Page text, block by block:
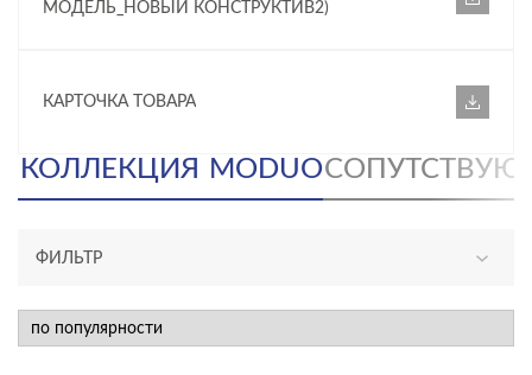
МОДЕЛЬ_НОВЫЙ КОНСТРУКТИВ2)
КАРТОЧКА ТОВАРА
КОЛЛЕКЦИЯ MODUO
ФИЛЬТР
новинка